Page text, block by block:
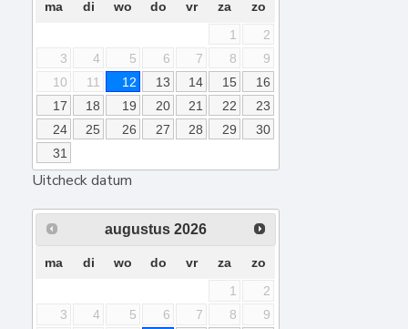
ma di wo do vr za
zo
1
2
3
4 5 6 7 8
9
10
11 12 13 14 15
16
17
18 19 20 21 22
23
24
25 26 27 28 29
30
31
Uitcheck datum
augustus 2026
ma di wo do vr za
zo
1
2
3
4 5 6 7 8
9